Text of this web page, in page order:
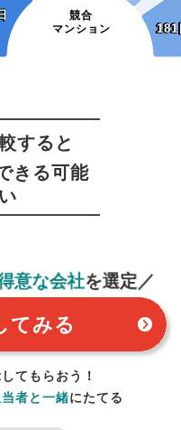
競合
マンション
181
181
すると
きる可能
意な会社を選定／
てみる
てもらおう！
者と一緒にたてる